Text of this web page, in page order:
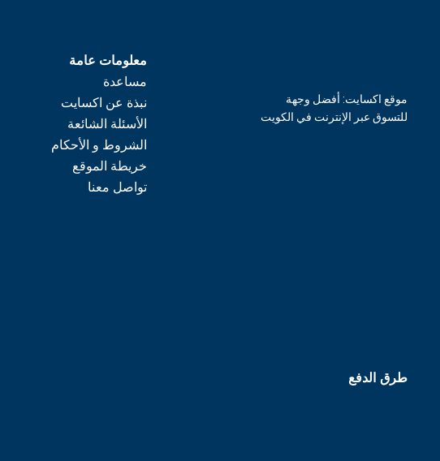
معلومات عامة
مساعدة
نبذة عن اكسايت
الأسئلة الشائعة
الشروط و الأحكام
خريطة الموقع
تواصل معنا
موقع اكسايت: أفضل وجهة
للتسوق عبر الإنترنت في الكويت
طرق الدفع